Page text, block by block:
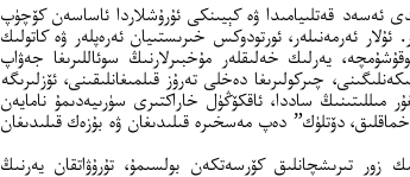
شۇغۇرنىڭ كونا ئاھالىلىرى 2011-يىلىدى ئەسەد قەتلىيامىدا ۋە كېيىنكى ئۇرۇشلاردا ئاساسەن كۆچۈپ
ئەرمەنىلەر، ئورتودوكس خىرىستىيان ئەرەپلەر ۋە كاتولىك
يەرلىك خەلىقلەر مۇخبىرلارنىڭ سوئاللىرىغا جەۋاپ
چىركولىرىغا دەخلى تەرۇز قىلمىغانلىقىنى، ئۆزلىرىگە
مىللىتىنىڭ ساددا، ئاقكۆڭۈل خاراكتىرى سۈرىيەدىمۇ نامايەن
دۆتلۈك” دەپ مەسخىرە قىلىدىغان ۋە بۇزەك قىلىدىغان
زور تىرىشچانلىق كۆرسەتكەن بولسىمۇ، تۇرۇۋاتقان يەرنىڭ